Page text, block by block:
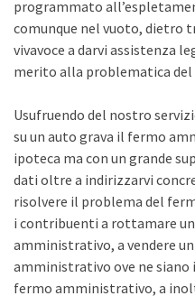
programmato
comunque nel vuoto, dietro
vivavoce a darvi assistenza
merito alla problematica
Usufruendo del nostro
su un auto grava il fermo
ipoteca ma con un grande
dati oltre a indirizzarvi
risolvere il problema del
i contribuenti a rottamare
amministrativo, a vendere
amministrativo ove ne siano
fermo amministrativo, a